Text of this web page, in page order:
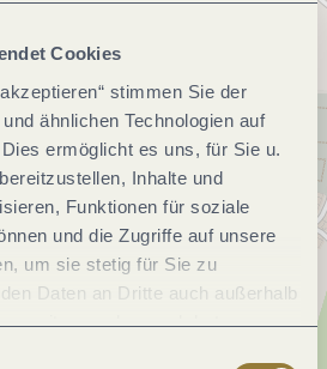
Cookies
stimmen Sie der
ähnlichen Technologien auf
ermöglicht es uns, für Sie u.
Inhalte und
Funktionen für soziale
und die Zugriffe auf unsere
um sie stetig für Sie zu
Daten an Dritte auch außerhalb
weitergegeben und dort